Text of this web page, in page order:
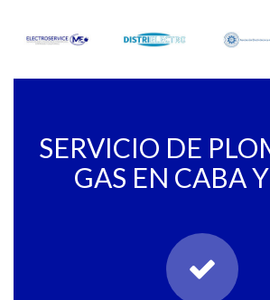
SERVICIO DE
GAS EN CABA